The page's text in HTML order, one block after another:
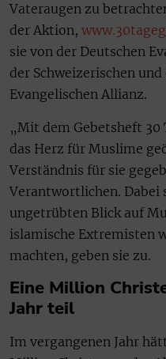
Vateraugen zu
der Aktion,
sie von der Deutschen
der Schweizerischen
Evangelischen Allianz.
„Mit dem Gebetsheft 30
das Herz für Muslime
Verständnis für sie
Verantwortlichen. Dabei
ungetrübten Blick auf
islamische Extremisten
machten, geben sie zu.
Eine Million
Jahr teil
Im vergangenen Jahr